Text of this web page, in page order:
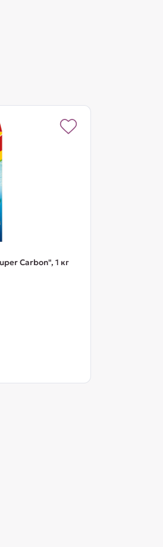
Carbon", 1 кг